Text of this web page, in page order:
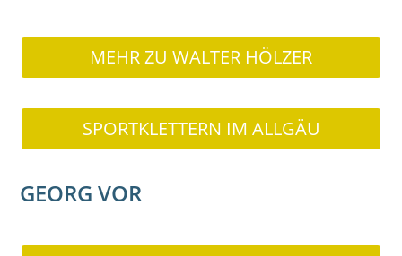
MEHR ZU WALTER HÖLZER
SPORTKLETTERN IM ALLGÄU
GEORG VOR